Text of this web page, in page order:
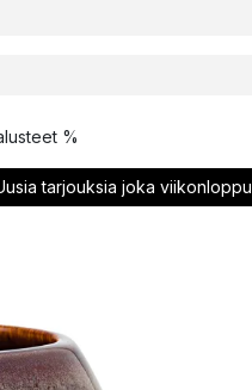
%
tarjouksia joka viikonloppu